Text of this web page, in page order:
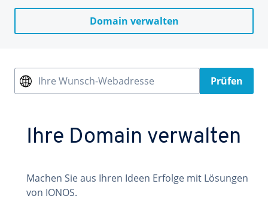
Domain verwalten
Ihre Wunsch-Webadresse Prüfen
Ihre Domain verwalten
Machen Sie aus Ihren Ideen Erfolge mit Lösungen
von IONOS.